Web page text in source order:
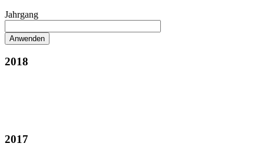
Jahrgang
2018
2017